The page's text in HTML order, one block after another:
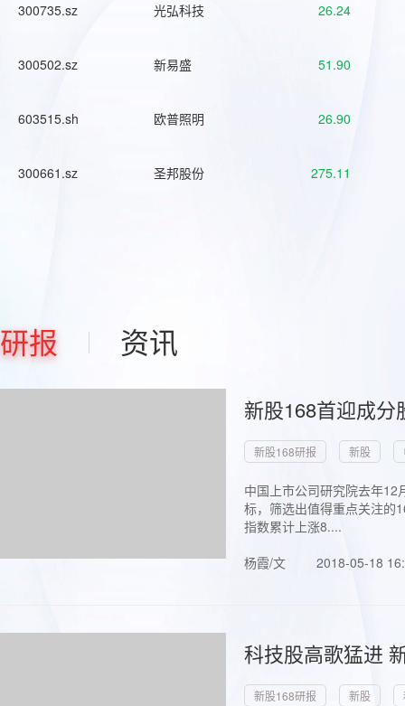
300735.sz 光弘科技 26.24
300502.sz 新易盛 51.90
603515.sh 欧普照明 26.90
300661.sz 圣邦股份 275.11
研报 资讯
新股168首迎成
新股168研报 新股
中国上市公司研究院去年
标，筛选出值得重点关注的
指数累计上涨8....
杨霞/文
2018-05-18
科技股高歌猛进
新股168研报 新股